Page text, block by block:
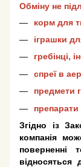
Обміну не
корм для
іграшки
гребінці,
спреї в
предмети
препарати
Згідно із
компанія
поверненні
відносяться